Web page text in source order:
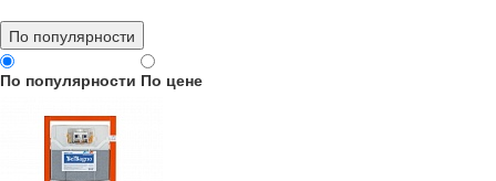
По популярности
По популярности По цене